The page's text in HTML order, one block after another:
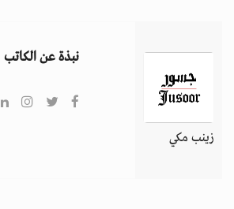
زينب مكي
نبذة عن الكاتب